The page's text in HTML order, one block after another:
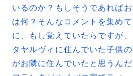
いるのか？もしそうであれば
は何？そんなコメントを集め
に、もし覚えていたらですが
タヤルヴィに住んでいた子供
がお隣に住んでいたと思うん